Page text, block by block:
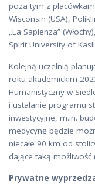
poza tym z
Wisconsin (USA),
„La Sapienza”
Spirit University of
Kolejną uczelnią
roku akademickim
Humanistyczny w
i ustalanie programu
inwestycyjne, m.in.
medycynę będzie
niecałe 90 km od
dające taką możliwość
Prywatne